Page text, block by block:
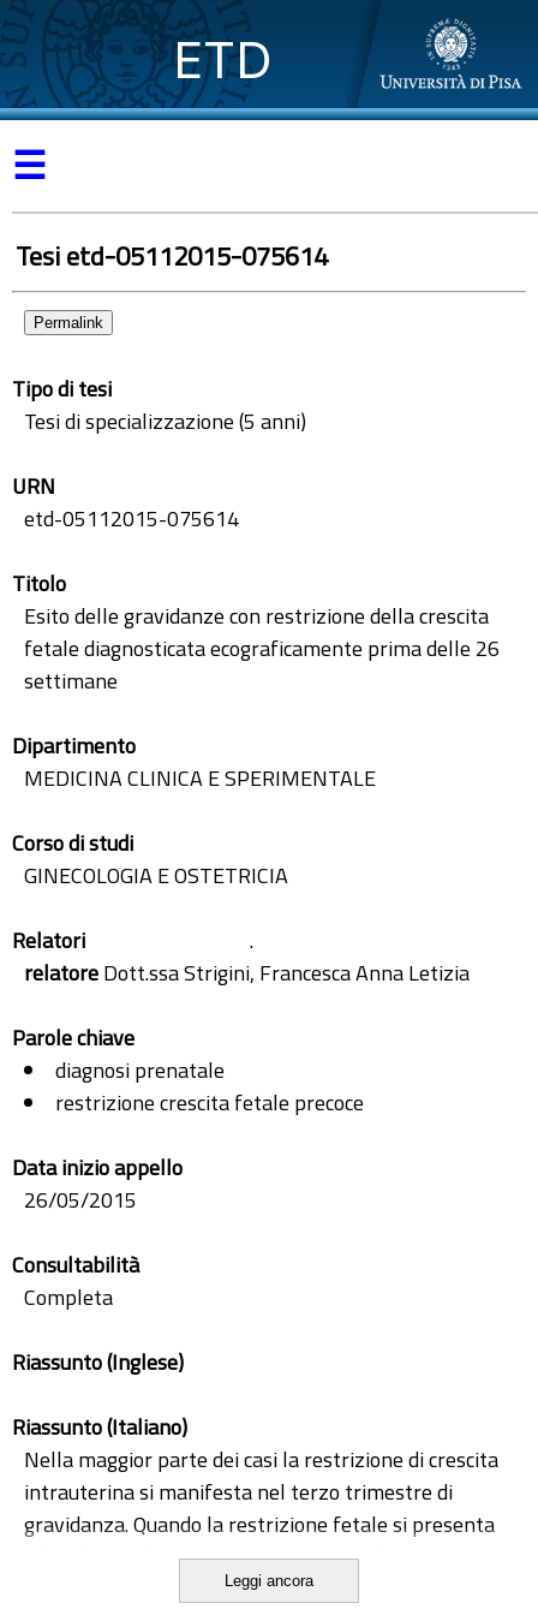
ETD
☰
Tesi etd-05112015-075614
Permalink
Tipo di tesi
Tesi di specializzazione (5 anni)
URN
etd-05112015-075614
Titolo
Esito delle gravidanze con restrizione della crescita
fetale diagnosticata ecograficamente prima delle 26
settimane
Dipartimento
MEDICINA CLINICA E SPERIMENTALE
Corso di studi
GINECOLOGIA E OSTETRICIA
Relatori
.
relatoreDott.ssa Strigini, Francesca Anna Letizia
Parole chiave
diagnosi prenatale
restrizione crescita fetale precoce
Data inizio appello
26/05/2015
Consultabilità
Completa
Riassunto (Inglese)
Riassunto (Italiano)
Nella maggior parte dei casi la restrizione di crescita
intrauterina si manifesta nel terzo trimestre di
gravidanza. Quando la restrizione fetale si presenta
già nel secondo trimestre, aumentano le
problematiche di diagnosi differenziale e di possibile
Leggi ancora